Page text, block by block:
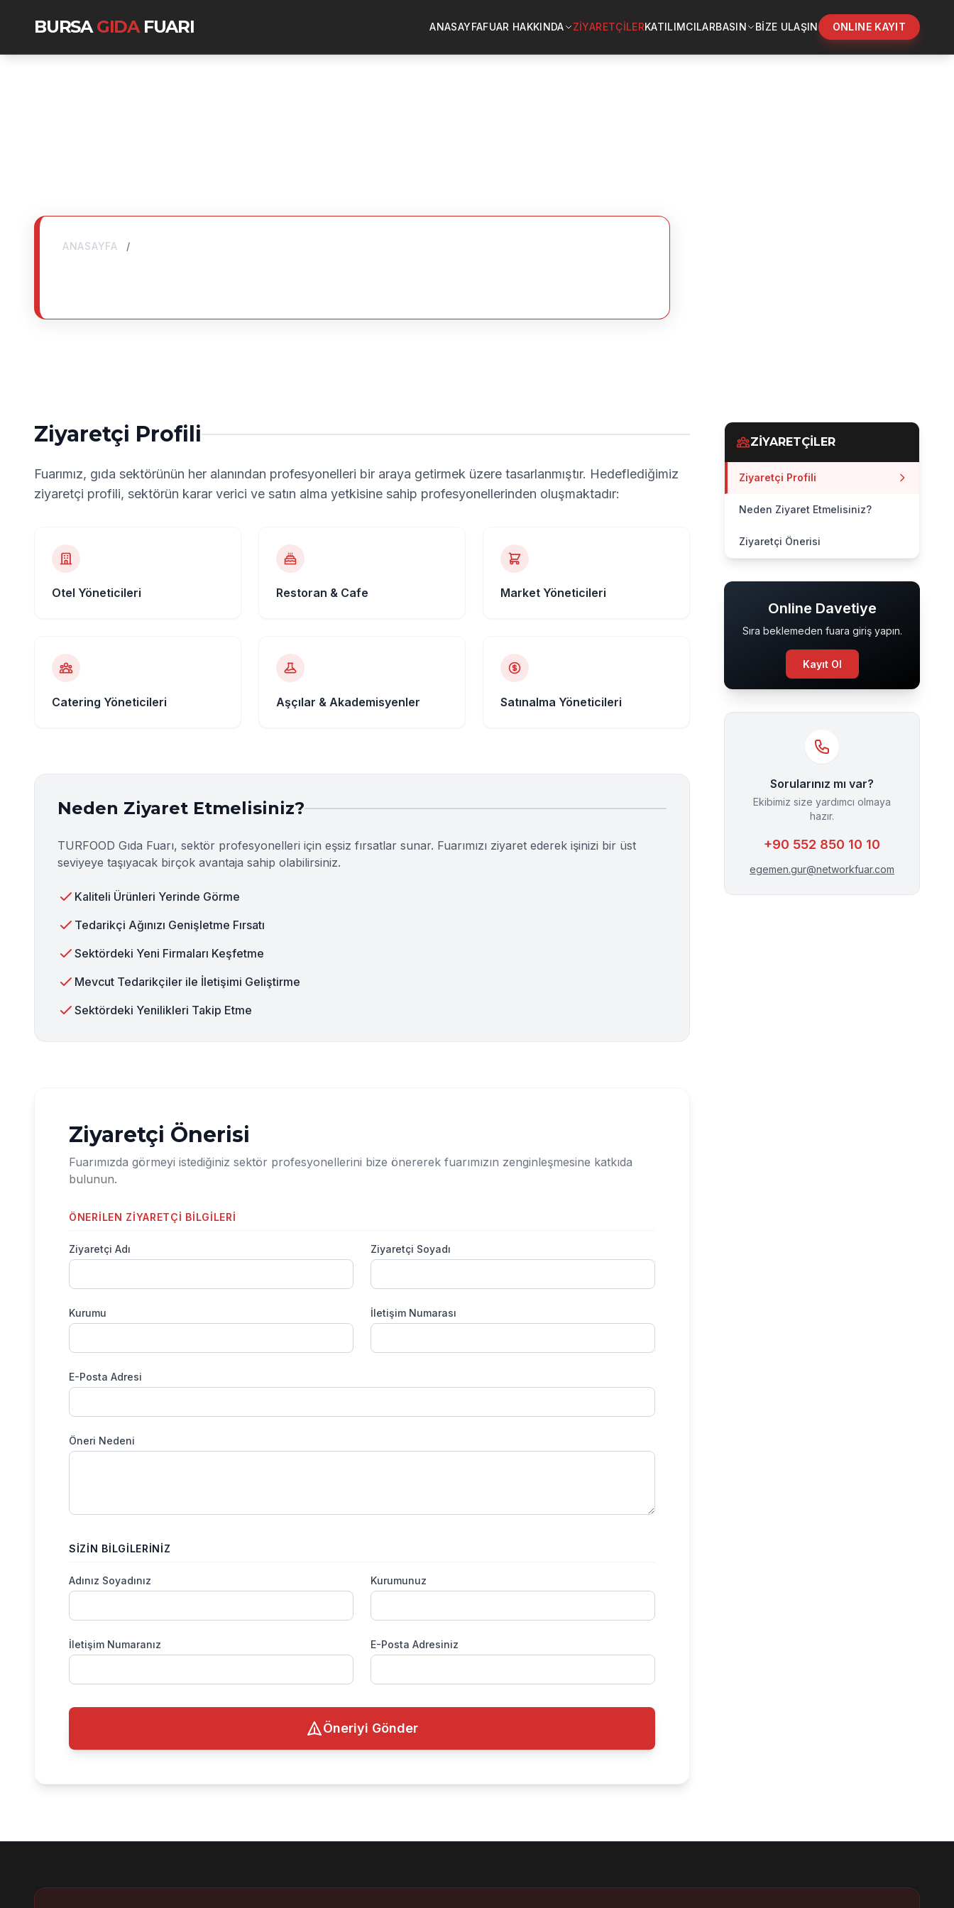
BURSAGIDAFUARI ANASAYFAFUAR HAKKINDA ZİYARETÇİLERKATILIMCILARBASIN BİZE ULAŞIN ONLINE KAYIT
ANASAYFA /
Ziyaretçi Profili
Fuarımız, gıda sektörünün her alanından profesyonelleri bir araya getirmek üzere tasarlanmıştır. Hedeflediğimiz
ziyaretçi profili, sektörün karar verici ve satın alma yetkisine sahip profesyonellerinden oluşmaktadır:
Otel Yöneticileri Restoran & Cafe Market Yöneticileri
Catering Yöneticileri Aşçılar & Akademisyenler Satınalma Yöneticileri
Neden Ziyaret Etmelisiniz?
TURFOOD Gıda Fuarı, sektör profesyonelleri için eşsiz fırsatlar sunar. Fuarımızı ziyaret ederek işinizi bir üst
seviyeye taşıyacak birçok avantaja sahip olabilirsiniz.
Kaliteli Ürünleri Yerinde Görme
Tedarikçi Ağınızı Genişletme Fırsatı
Sektördeki Yeni Firmaları Keşfetme
Mevcut Tedarikçiler ile İletişimi Geliştirme
Sektördeki Yenilikleri Takip Etme
Ziyaretçi Önerisi
Fuarımızda görmeyi istediğiniz sektör profesyonellerini bize önererek fuarımızın zenginleşmesine katkıda
bulunun.
ÖNERILEN ZIYARETÇI BILGILERI
Ziyaretçi Adı Ziyaretçi Soyadı
Kurumu İletişim Numarası
E-Posta Adresi
Öneri Nedeni
SIZIN BILGILERINIZ
Adınız Soyadınız Kurumunuz
İletişim Numaranız E-Posta Adresiniz
Öneriyi Gönder
ZİYARETÇİLER
Ziyaretçi Profili
Neden Ziyaret Etmelisiniz?
Ziyaretçi Önerisi
Online Davetiye
Sıra beklemeden fuara giriş yapın.
Kayıt Ol
Sorularınız mı var?
Ekibimiz size yardımcı olmaya
hazır.
+90 552 850 10 10
egemen.gur@networkfuar.com